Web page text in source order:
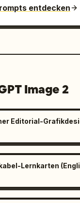
entdecken
Image 2
Editorial-
Lernkarten